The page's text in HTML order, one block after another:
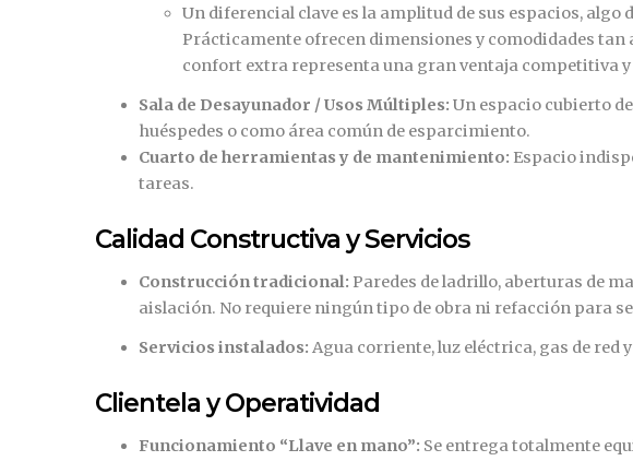
Un diferencial clave es la amplitud de sus espacios,
Prácticamente ofrecen dimensiones y comodidades tan
confort extra representa una gran ventaja competitiva
Sala de Desayunador / Usos Múltiples: Un espacio cubierto
huéspedes o como área común de esparcimiento.
Cuarto de herramientas y de mantenimiento: Espacio
tareas.
Calidad Constructiva y Servicios
Construcción tradicional: Paredes de ladrillo, aberturas de
aislación. No requiere ningún tipo de obra ni refacción para
Servicios instalados: Agua corriente, luz eléctrica, gas de
Clientela y Operatividad
Funcionamiento “Llave en mano”: Se entrega totalmente